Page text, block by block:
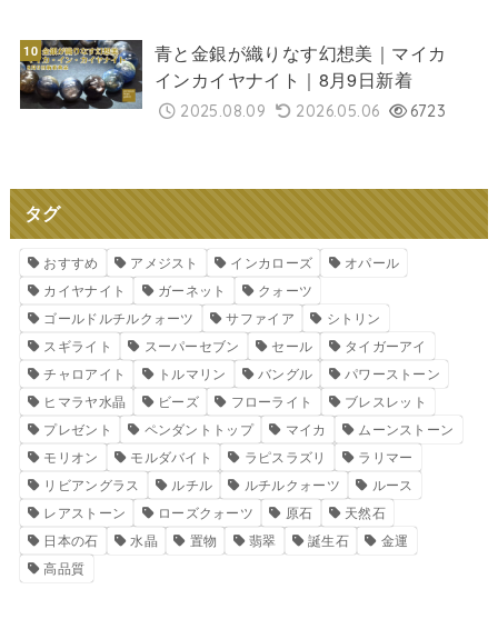
青と金銀が織りなす幻想美｜マイカ
インカイヤナイト｜8月9日新着
2025.08.09 2026.05.06 6723
タグ
おすすめ アメジスト インカローズ
オパール
カイヤナイト
ガーネット
クォーツ
ゴールドルチルクォーツ
サファイア
シトリン
スギライト
スーパーセブン セール
タイガーアイ
チャロアイト
トルマリン バングル
パワーストーン
ヒマラヤ水晶
ビーズ フローライト
ブレスレット
プレゼント
ペンダントトップ マイカ
ムーンストーン
モリオン
モルダバイト ラピスラズリ
ラリマー
リビアングラス
ルチル ルチルクォーツ
ルース
レアストーン
ローズクォーツ 原石
天然石
日本の石
水晶 置物 翡翠 誕生石
金運
高品質